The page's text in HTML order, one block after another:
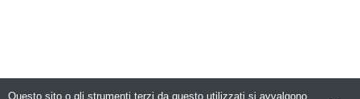
Questo sito o gli strumenti terzi da questo utilizzati si avvalgono